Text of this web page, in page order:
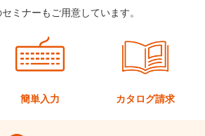
ミナーもご用意しています。
簡単入力 カタログ請求